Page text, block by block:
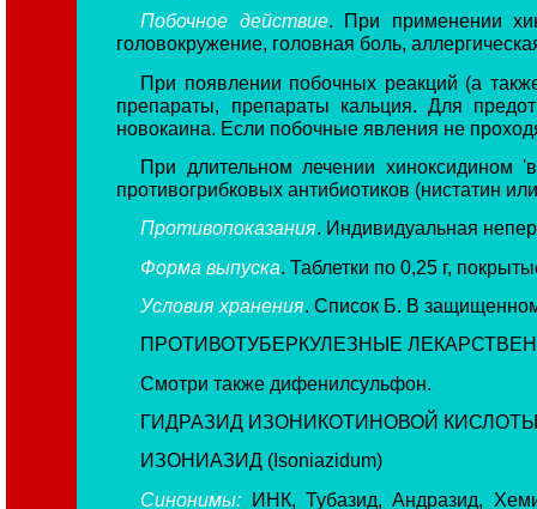
Побочное действие. При применении
головокружение, головная боль,
При появлении побочных реакций (а
препараты, препараты кальция. Для
новокаина. Если побочные явления не
При длительном лечении хиноксидином
противогрибковых антибиотиков (нистатин
Противопоказания. Индивидуальная
Форма выпуска. Таблетки по 0,25 г,
Условия хранения. Список Б. В
ПРОТИВОТУБЕРКУЛЕЗНЫЕ
Смотри также дифенилсульфон.
ГИДРАЗИД ИЗОНИКОТИНОВОЙ
ИЗОНИАЗИД (Isoniazidum)
Синонимы: ИНК, Тубазид, Андразид,